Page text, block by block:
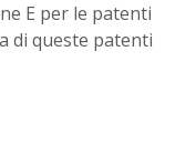
E per le patenti
di queste patenti